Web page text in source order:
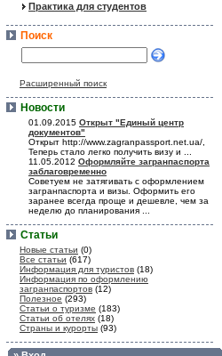
Практика для студентов
Поиск
Расширенный поиск
Новости
01.09.2015 Открыт "Единый центр
документов"
Открыт http://www.zagranpassport.net.ua/,
Теперь стало легко получить визу и ...
11.05.2012 Оформляйте загранпаспорта
заблаговременно
Советуем не затягивать с оформлением
загранпаспорта и визы. Оформить его
заранее всегда проще и дешевле, чем за
неделю до планирования ...
Статьи
Новые статьи (0)
Все статьи (617)
Информация для туристов (18)
Информация по оформлению
загранпаспортов (12)
Полезное (293)
Статьи о туризме (183)
Статьи об отелях (18)
Страны и курорты (93)